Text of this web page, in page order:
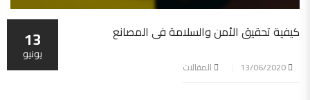
كيفية تحقيق الأمن والسلامة فى المصانع
المقالات
13
يونيو